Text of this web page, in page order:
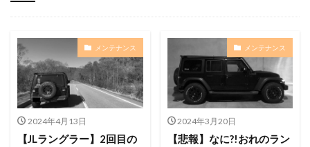
メンテナンス
2024年4月13日
【JLラングラー】2回目の
メンテナンス
2024年3月20日
【悲報】なに?!おれのラン
メープル那須高原キャンプグランド
キャンプ・アンド・キャビンズ那須高原
スノーピーク白河高原
anniversary
KEEN
Nikon
五色温泉オートキャンプ場
スキー
ACNあぶくまキャンプランド
商品提供